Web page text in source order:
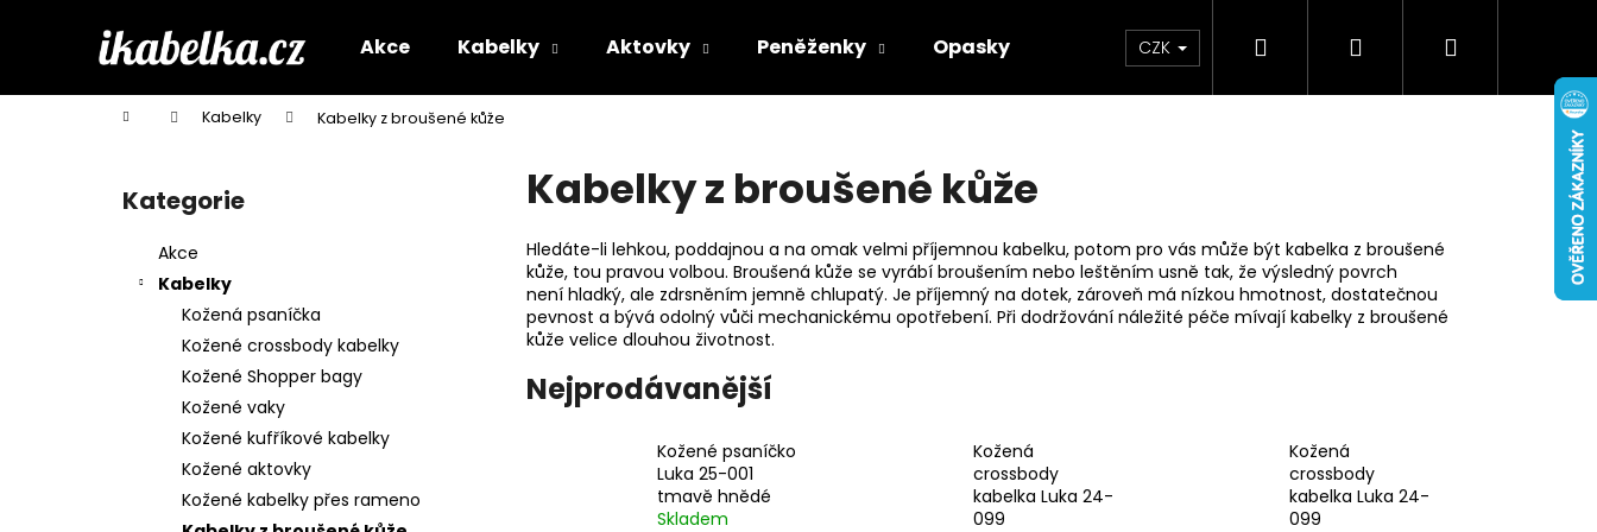
Akce Kabelky Aktovky Peněženky Opasky Doplňky Novinky
CZK Hledat PřihlášeníNákupní
Domů Kabelky Kabelky z broušené kůže
Přeskočit
kategorie
Kategorie
Akce
Kabelky
Kožená psaníčka
Kožené crossbody kabelky
Kožené Shopper bagy
Kožené vaky
Kožené kufříkové kabelky
Kožené aktovky
Kožené kabelky přes rameno
Kabelky z broušené kůže
Hledáte-li lehkou, poddajnou a na omak velmi příjemnou kabelku, potom pro vás může být kabelka z broušené
kůže, tou pravou volbou. Broušená kůže se vyrábí broušením nebo leštěním usně tak, že výsledný povrch
není hladký, ale zdrsněním jemně chlupatý. Je příjemný na dotek, zároveň má nízkou hmotnost, dostatečnou
pevnost a bývá odolný vůči mechanickému opotřebení. Při dodržování náležité péče mívají kabelky z broušené
kůže velice dlouhou životnost.
Nejprodávanější
Kožené psaníčko
Luka 25-001
tmavě hnědé
Skladem
Kožená
crossbody
kabelka Luka 24-
099
Kožená
crossbody
kabelka Luka 24-
099
í
Zpět
do
Zpět
do
Doporučujeme